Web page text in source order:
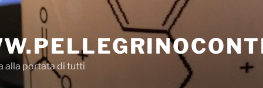
alla portata di tutti